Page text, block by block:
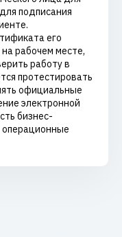
подписания
его
рабочем месте,
работу в
протестировать
официальные
электронной
бизнес-
операционные